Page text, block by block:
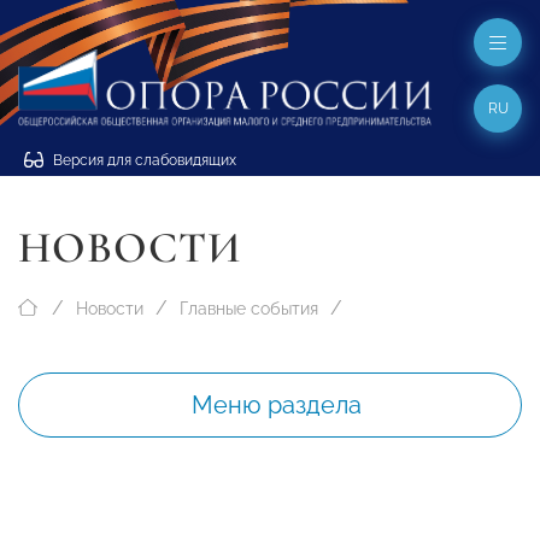
Версия для слабовидящих
RU
НОВОСТИ
Новости Главные события
Меню раздела